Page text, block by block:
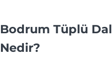
Bodrum Tüplü
Nedir?